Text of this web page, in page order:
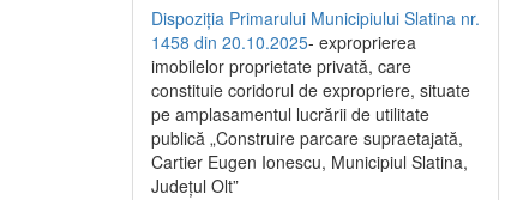
Dispoziția Primarului Municipiului Slatina nr.
1458 din 20.10.2025- exproprierea
imobilelor proprietate privată, care
constituie coridorul de expropriere, situate
pe amplasamentul lucrării de utilitate
publică „Construire parcare supraetajată,
Cartier Eugen Ionescu, Municipiul Slatina,
Județul Olt”